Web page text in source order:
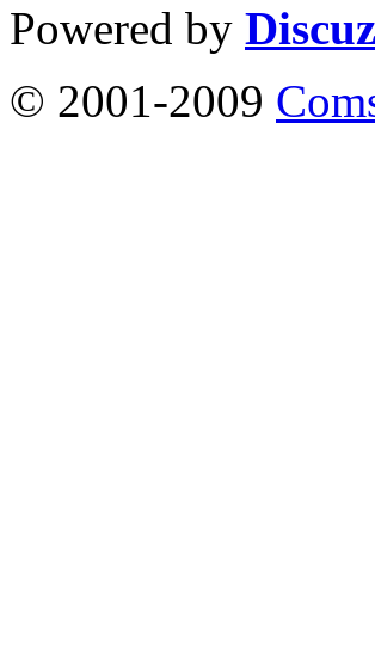
Powered by
© 2001-2009